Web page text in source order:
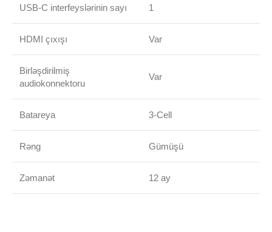
USB-C interfeyslərinin sayı 1
HDMI çıxışı Var
Birləşdirilmiş
audiokonnektoru
Var
Batareya 3-Cell
Rəng Gümüşü
Zəmanət 12 ay